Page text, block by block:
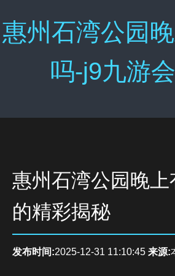
惠州石湾公园
吗-j9九游
惠州石湾公园晚
的精彩揭秘
发布时间:2025-12-31 11:10:45 来源: